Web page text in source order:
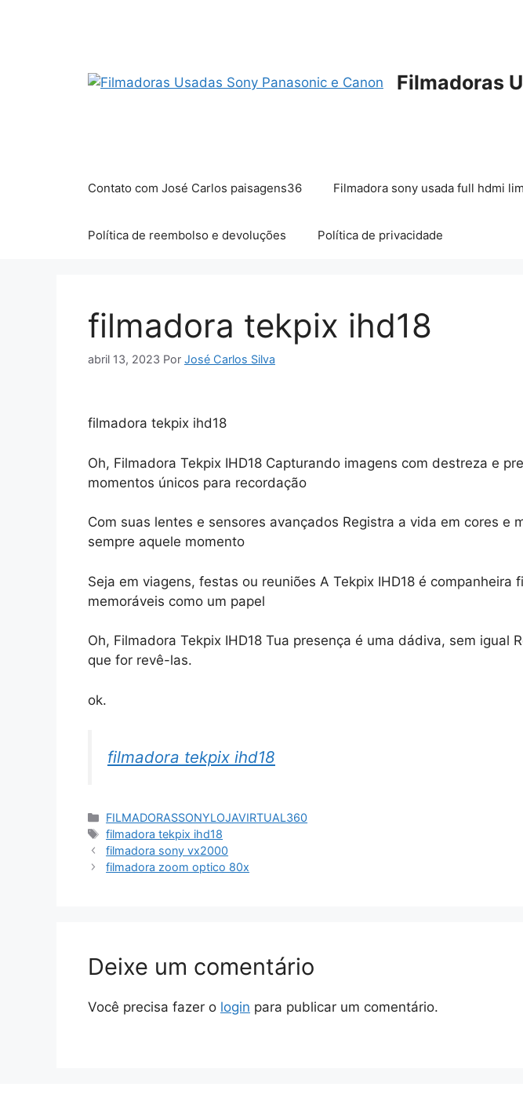
Filmadoras
Contato com José Carlos paisagens36 Filmadora sony usada full hdmi
Política de reembolso e devoluções Política de privacidade
filmadora tekpix ihd18
abril 13, 2023 Por José Carlos Silva
filmadora tekpix ihd18
Oh, Filmadora Tekpix IHD18 Capturando imagens com destreza e
momentos únicos para recordação
Com suas lentes e sensores avançados Registra a vida em cores
sempre aquele momento
Seja em viagens, festas ou reuniões A Tekpix IHD18 é
memoráveis como um papel
Oh, Filmadora Tekpix IHD18 Tua presença é uma dádiva, sem
que for revê-las.
ok.
filmadora tekpix ihd18
Categorias
FILMADORASSONYLOJAVIRTUAL360
Tags
filmadora tekpix ihd18
filmadora sony vx2000
filmadora zoom optico 80x
Deixe um comentário
Você precisa fazer o login para publicar um comentário.